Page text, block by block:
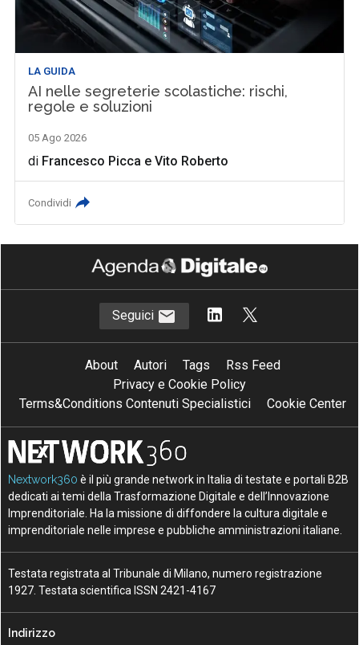
LA GUIDA
AI nelle segreterie scolastiche: rischi,
regole e soluzioni
05 Ago 2026
di Francesco Picca eVito Roberto
Condividi
Seguici
About Autori Tags
Rss Feed
Privacy e Cookie Policy
Terms&Conditions Contenuti Specialistici
Cookie Center
Nextwork360 è il più grande network in Italia di testate e portali B2B
dedicati ai temi della Trasformazione Digitale e dell’Innovazione
Imprenditoriale. Ha la missione di diffondere la cultura digitale e
imprenditoriale nelle imprese e pubbliche amministrazioni italiane.
Testata registrata al Tribunale di Milano, numero registrazione
1927. Testata scientifica ISSN 2421-4167
Indirizzo